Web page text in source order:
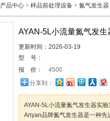
产品中心 > 样品前处理设备 > 氮气发生器
AYAN-5L小流量氮气发
更新时间：2026-03-19
型 号：
报 价：
4500
分享到：
AYAN-5L小流量氮气发生器实
Anyan品牌氮气发生器是一种